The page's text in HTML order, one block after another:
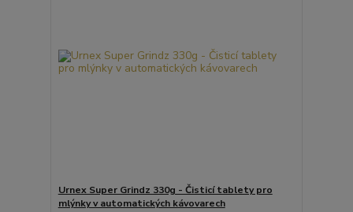
Urnex Super Grindz 330g - Čisticí tablety pro
mlýnky v automatických kávovarech